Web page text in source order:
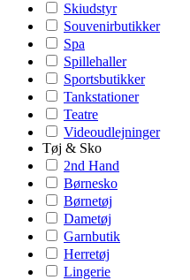
Skiudstyr
Souvenirbutikker
Spa
Spillehaller
Sportsbutikker
Tankstationer
Teatre
Videoudlejninger
Tøj & Sko
2nd Hand
Børnesko
Børnetøj
Dametøj
Garnbutik
Herretøj
Lingerie